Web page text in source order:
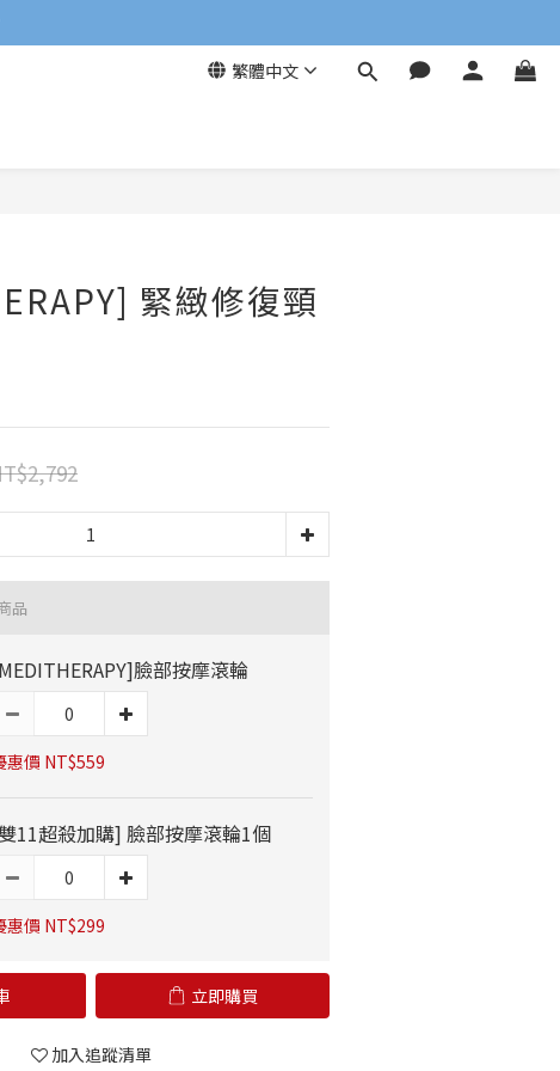
繁體中文
緊緻修復頸
品
臉部按摩滾輪
惠價 NT$559
11超殺加購] 臉部按摩滾輪1個
惠價 NT$299
立即購買
加入追蹤清單